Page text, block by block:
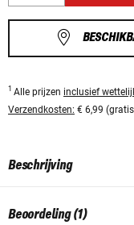
1 Alle prijzen inclusief
Verzendkosten: € 6,99
Beschrijving
Beoordeling (1)